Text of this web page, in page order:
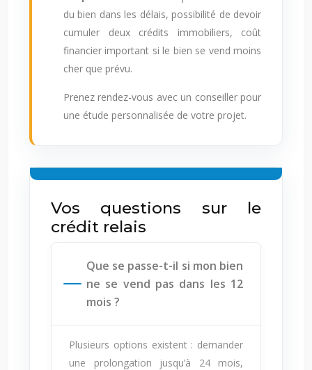
du bien dans les délais, possibilité de devoir
cumuler deux crédits immobiliers, coût
financier important si le bien se vend moins
cher que prévu.
Prenez rendez-vous avec un conseiller pour
une étude personnalisée de votre projet.
Vos questions sur le
crédit relais
Que se passe-t-il si mon bien
ne se vend pas dans les 12
mois ?
Plusieurs options existent : demander
une prolongation jusqu’à 24 mois,